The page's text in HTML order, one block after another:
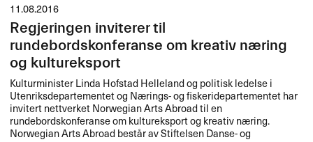
11.08.2016
Regjeringen inviterer til
rundebordskonferanse om kreativ næring
og kultureksport
Kulturminister Linda Hofstad Helleland og politisk ledelse i
Utenriksdepartementet og Nærings- og fiskeridepartementet har
invitert nettverket Norwegian Arts Abroad til en
rundebordskonferanse om kultureksport og kreativ næring.
Norwegian Arts Abroad består av Stiftelsen Danse- og